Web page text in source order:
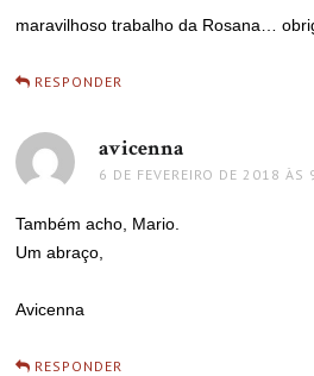
maravilhoso trabalho da Rosana…
RESPONDER
avicenna
6 DE FEVEREIRO DE 2018 ÀS
Também acho, Mario.
Um abraço,
Avicenna
RESPONDER